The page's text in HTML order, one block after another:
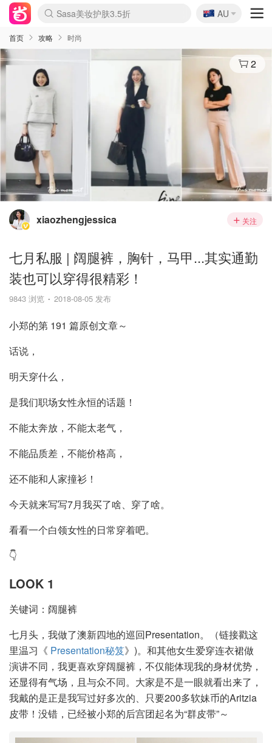
lululemon折扣上新
Sasa美妆护肤3.5折
SSENSE年中2.5折
FreshBeauty好价汇总
Cettire降价+叠9折
WWS Coles超市实拍
viagogo二手票捡漏
Myer超级周末
The Outnet奢牌1折起
David Jones 3折起
Flannels大牌1折
Perfumes Club护肤1折
AMIRO面罩$251
Amazon折扣汇总
eToro入金$200送$50
Amazon数码好物
ICONIC本周7.5折
ThedoubleF高奢地板价
Moose Knuckles 6折
丝芙兰5折起
EUFY摄像头$98
Selenichast首饰2折
Trip机票酒店促销
YSL送5件彩妆礼
Amazon家居好物
Amazon美妆护肤
雅漾大喷$8
过敏原检测盒$33
伊索独家赠50ml沐浴露
科颜氏高保湿面霜$29
SEALIFE海洋馆门票6折
丝塔芙大白罐$16
订阅Newsletter送香薰
Cult Beauty 6.8折
Harrods圣诞日历$525
LN-CC奢牌私促3折
d'Alba空姐喷雾$16
EVE LOM套装£56
Bernardelli独家4折
Adore Beauty 6折起
CT圣诞日历
Mytheresa奢品2.7折
Luxury Escapes 9折
Currentbody美容仪$881
MOON Garden Live
Roborock扫地机$649
Tingo Life水杯$24
Valentino官网5折
CR洗护套装$23
修丽可4件套$159
Myer彩妆2件7折
GANNI官网4.5折
Stylevana韩妆4折
Tessabit高奢8.5折
OGX洗发水$11
Amazon阿德莱德次日达
卡诗8.5折+赠礼
Philips Hue灯具8折
🇦🇺
AU
首页 攻略 时尚
2
xiaozhengjessica 关注
七月私服 | 阔腿裤，胸针，马甲...其实通勤
装也可以穿得很精彩！
9843 浏览 2018-08-05 发布
小郑的第 191 篇原创文章～
话说，
明天穿什么，
是我们职场女性永恒的话题！
不能太奔放，不能太老气，
不能品质差，不能价格高，
还不能和人家撞衫！
今天就来写写7月我买了啥、穿了啥。
看看一个白领女性的日常穿着吧。
👇
LOOK 1
关键词：阔腿裤
七月头，我做了澳新四地的巡回Presentation。（链接戳这
里温习《 Presentation秘笈》)。和其他女生爱穿连衣裙做
演讲不同，我更喜欢穿阔腿裤，不仅能体现我的身材优势，
还显得有气场，且与众不同。大家是不是一眼就看出来了，
我戴的是正是我写过好多次的、只要200多软妹币的Aritzia
皮带！没错，已经被小郑的后宫团起名为“群皮带”～